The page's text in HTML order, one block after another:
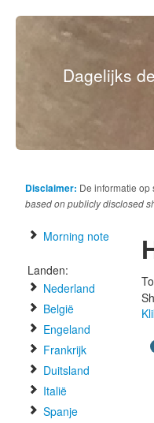
Dagelijks
Disclaimer: De informatie
based on publicly disclosed
Morning note
Landen:
Nederland
België
Engeland
Frankrijk
Duitsland
Italië
Spanje